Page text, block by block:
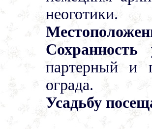
неоготики.
Сохранность
партерный и
ограда.
Усадьбу